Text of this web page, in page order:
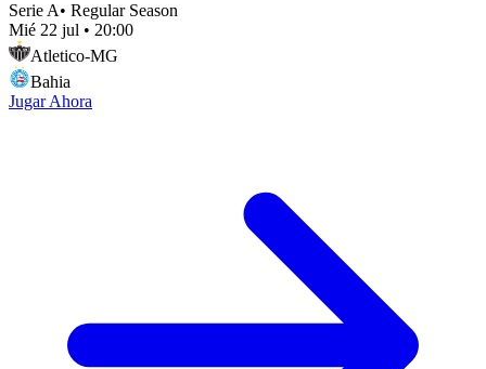
Serie A• Regular Season
Mié 22 jul • 20:00
Atletico-MG
Bahia
Jugar Ahora